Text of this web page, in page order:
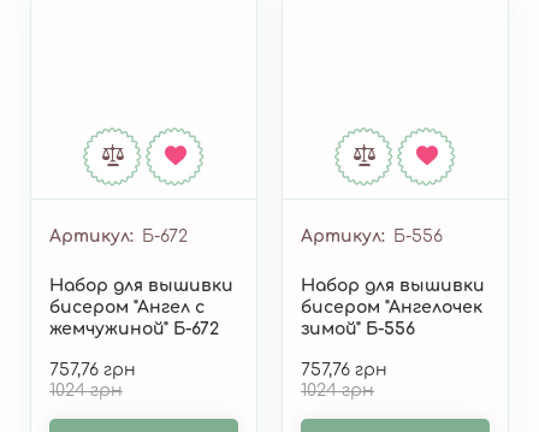
Артикул Б-672
Набор для вышивки
бисером "Ангел с
жемчужиной" Б-672
757,76 грн
1024 грн
Артикул Б-556
Набор для вышивки
бисером "Ангелочек
зимой" Б-556
757,76 грн
1024 грн